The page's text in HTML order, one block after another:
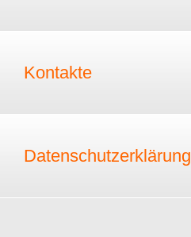
Kontakte
Datenschutzerklärung